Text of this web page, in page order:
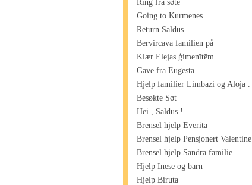
Ring fra søte
Going to Kurmenes
Return Saldus
Bervircava familien på
Klær Elejas ģimenītēm
Gave fra Eugesta
Hjelp familier Limbazi og Aloja .
Besøkte Søt
Hei , Saldus !
Brensel hjelp Everita
Brensel hjelp Pensjonert Valentine
Brensel hjelp Sandra familie
Hjelp Inese og barn
Hjelp Biruta